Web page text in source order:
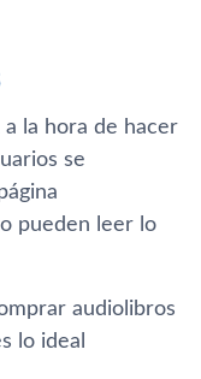
a la hora de hacer
se
pueden leer lo
audiolibros
lo ideal